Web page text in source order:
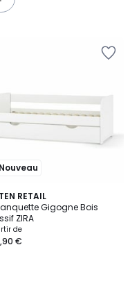
Nouveau
RETAIL
Gigogne Bois
massif ZIRA
de
€